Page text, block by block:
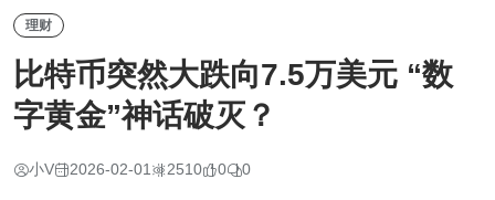
理财
比特币突然大跌向7.5万美元 “数
字黄金”神话破灭？
小V 2026-02-01 2510 0 0